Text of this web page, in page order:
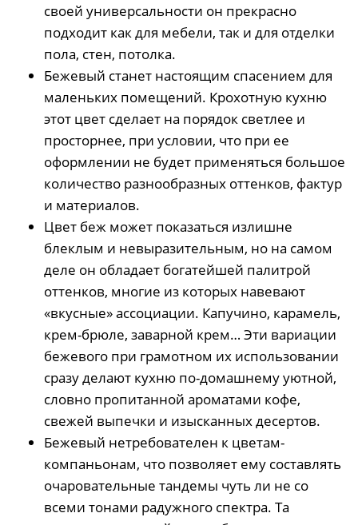
своей универсальности он прекрасно
подходит как для мебели, так и для отделки
пола, стен, потолка.
Бежевый станет настоящим спасением для
маленьких помещений. Крохотную кухню
этот цвет сделает на порядок светлее и
просторнее, при условии, что при ее
оформлении не будет применяться большое
количество разнообразных оттенков, фактур
и материалов.
Цвет беж может показаться излишне
блеклым и невыразительным, но на самом
деле он обладает богатейшей палитрой
оттенков, многие из которых навевают
«вкусные» ассоциации. Капучино, карамель,
крем-брюле, заварной крем… Эти вариации
бежевого при грамотном их использовании
сразу делают кухню по-домашнему уютной,
словно пропитанной ароматами кофе,
свежей выпечки и изысканных десертов.
Бежевый нетребователен к цветам-
компаньонам, что позволяет ему составлять
очаровательные тандемы чуть ли не со
всеми тонами радужного спектра. Та